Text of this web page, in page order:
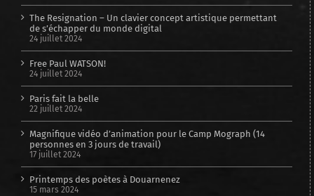
The Resignation – Un clavier concept artistique permettant
de s’échapper du monde digital
24 juillet 2024
Free Paul WATSON!
24 juillet 2024
Paris fait la belle
22 juillet 2024
Magnifique vidéo d’animation pour le Camp Mograph (14
personnes en 3 jours de travail)
17 juillet 2024
Printemps des poètes à Douarnenez
15 mars 2024